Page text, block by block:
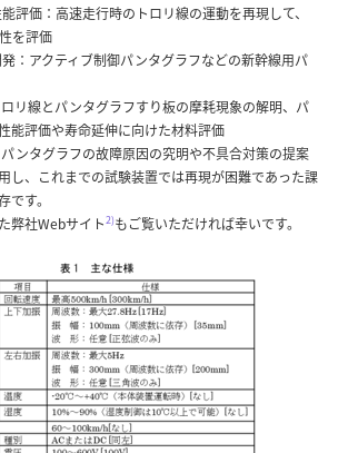
評価：高速走行時のトロリ線の運動を再現して、
を評価
：アクティブ制御パンタグラフなどの新幹線用パ
リ線とパンタグラフすり板の摩耗現象の解明、パ
能評価や寿命延伸に向けた材料評価
ンタグラフの故障原因の究明や不具合対策の提案
し、これまでの試験装置では再現が困難であった課
す。
弊社Webサイト2)もご覧いただければ幸いです。